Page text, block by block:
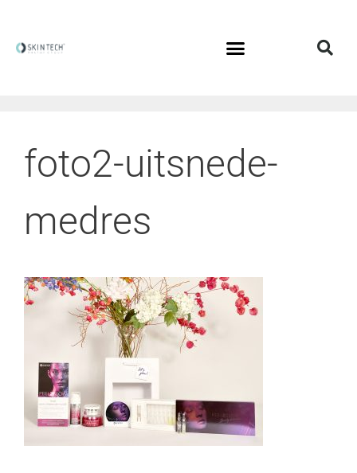
foto2-uitsnede-
medres